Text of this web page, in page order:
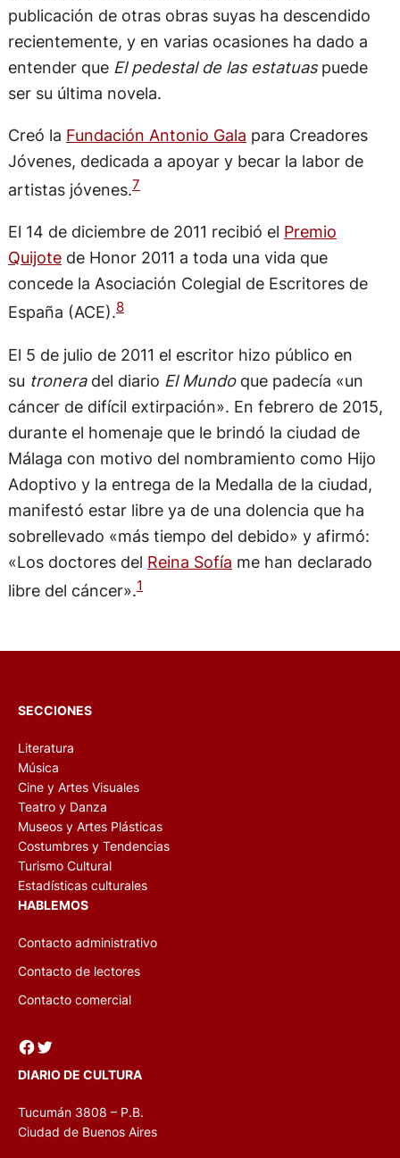
publicación de otras obras suyas ha descendido
recientemente, y en varias ocasiones ha dado a
entender que El pedestal de las estatuaspuede
ser su última novela.
Creó la Fundación Antonio Gala para Creadores
Jóvenes, dedicada a apoyar y becar la labor de
artistas jóvenes.7
El 14 de diciembre de 2011 recibió el Premio
Quijotede Honor 2011 a toda una vida que
concede la Asociación Colegial de Escritores de
España (ACE).8
El 5 de julio de 2011 el escritor hizo público en
su troneradel diario El Mundoque padecía «un
cáncer de difícil extirpación».​ En febrero de 2015,
durante el homenaje que le brindó la ciudad de
Málaga con motivo del nombramiento como Hijo
Adoptivo y la entrega de la Medalla de la ciudad,
manifestó estar libre ya de una dolencia que ha
sobrellevado «más tiempo del debido» y afirmó:
«Los doctores del Reina Sofía me han declarado
libre del cáncer».1
SECCIONES
Literatura
Música
Cine y Artes Visuales
Teatro y Danza
Museos y Artes Plásticas
Costumbres y Tendencias
Turismo Cultural
Estadísticas culturales
HABLEMOS
Contacto administrativo
Contacto de lectores
Contacto comercial
Facebook Twitter
DIARIO DE CULTURA
Tucumán 3808 – P.B.
Ciudad de Buenos Aires